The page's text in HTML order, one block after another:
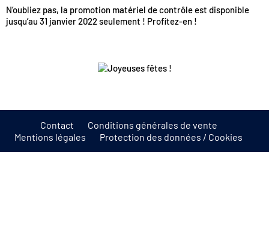
N’oubliez pas, la promotion matériel de contrôle est disponible
jusqu’au 31 janvier 2022 seulement ! Profitez-en !
Contact
Conditions générales de vente
Mentions légales
Protection des données / Cookies